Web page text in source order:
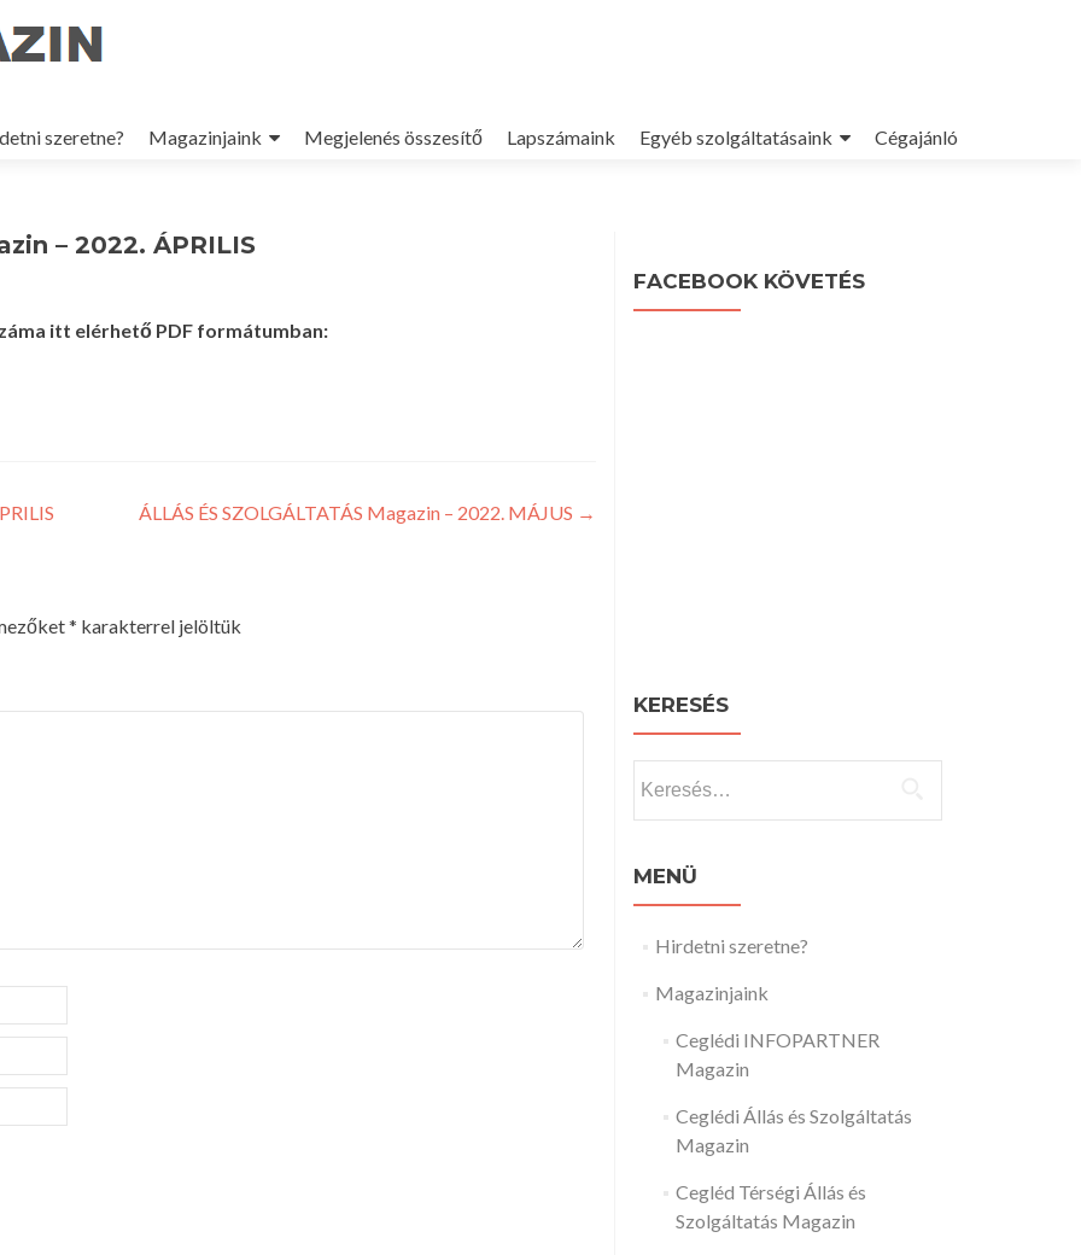
szeretne? Magazinjaink Megjelenés összesítő Lapszámaink Egyéb szolgáltatásaink Cégajánló
– 2022. ÁPRILIS
itt elérhető PDF formátumban:
ÁLLÁS ÉS SZOLGÁLTATÁS Magazin – 2022. MÁJUS →
* karakterrel jelöltük
FACEBOOK KÖVETÉS
KERESÉS
MENÜ
Hirdetni szeretne?
Magazinjaink
Ceglédi INFOPARTNER
Magazin
Ceglédi Állás és Szolgáltatás
Magazin
Cegléd Térségi Állás és
Szolgáltatás Magazin